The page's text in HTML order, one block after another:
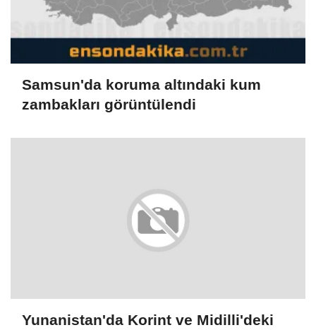
Samsun'da koruma altındaki kum
zambakları görüntülendi
Yunanistan'da Korint ve Midilli'deki